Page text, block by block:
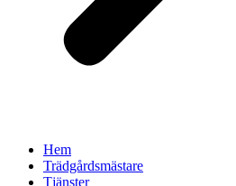
Hem
Trädgårdsmästare
Tjänster